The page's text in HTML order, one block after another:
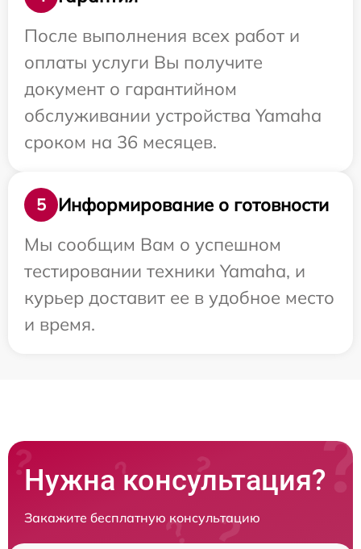
После выполнения всех работ и
оплаты услуги Вы получите
документ о гарантийном
обслуживании устройства Yamaha
сроком на 36 месяцев.
5
Информирование о готовности
Мы сообщим Вам о успешном
тестировании техники Yamaha, и
курьер доставит ее в удобное место
и время.
Нужна консультация?
Закажите бесплатную консультацию